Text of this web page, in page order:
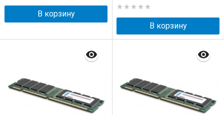
В корзину
В корзину